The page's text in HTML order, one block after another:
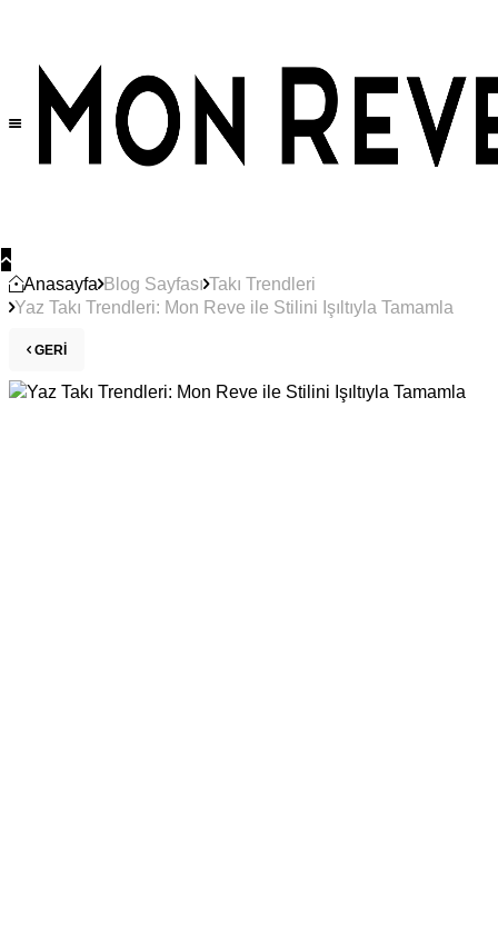
Anasayfa Blog Sayfası Takı Trendleri
Yaz Takı Trendleri: Mon Reve ile Stilini Işıltıyla Tamamla
GERI